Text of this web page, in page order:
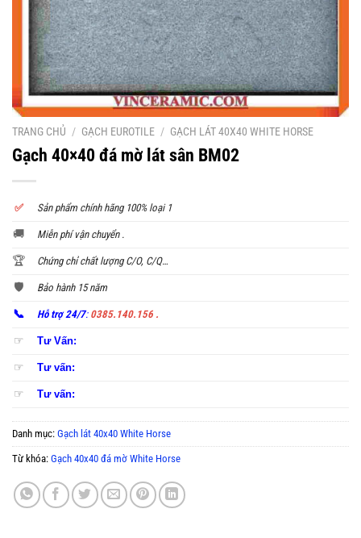
TRANG CHỦ / GẠCH EUROTILE / GẠCH LÁT 40X40 WHITE HORSE
Gạch 40×40 đá mờ lát sân BM02
✅ Sản phẩm chính hãng 100% loại 1
🚚 Miễn phí vận chuyển .
🏆 Chứng chỉ chất lượng C/O, C/Q…
🛡️ Bảo hành 15 năm
📞 Hỗ trợ 24/7: 0385.140.156 .
☞ Tư Vấn:
☞ Tư vấn:
☞ Tư vấn:
Danh mục: Gạch lát 40x40 White Horse
Từ khóa: Gạch 40x40 đá mờ White Horse